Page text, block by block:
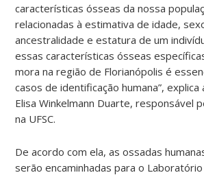
características ósseas da nossa
relacionadas à estimativa de idade,
ancestralidade e estatura de um
essas características ósseas
mora na região de Florianópolis é
casos de identificação humana”,
Elisa Winkelmann Duarte, responsável
na UFSC.
De acordo com ela, as ossadas
serão encaminhadas para o